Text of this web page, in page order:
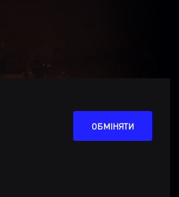
ОБМІНЯТИ